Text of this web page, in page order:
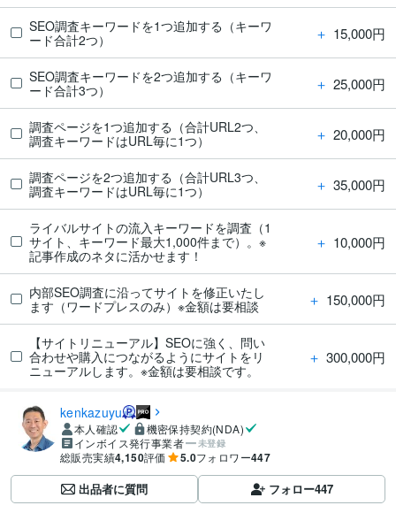
SEO調査キーワードを1つ追加する（キーワ
ード合計2つ）
＋ 15,000円
SEO調査キーワードを2つ追加する（キーワ
ード合計3つ）
＋ 25,000円
調査ページを1つ追加する（合計URL2つ、
調査キーワードはURL毎に1つ）
＋ 20,000円
調査ページを2つ追加する（合計URL3つ、
調査キーワードはURL毎に1つ）
＋ 35,000円
ライバルサイトの流入キーワードを調査（1
サイト、キーワード最大1,000件まで）。※
記事作成のネタに活かせます！
＋ 10,000円
内部SEO調査に沿ってサイトを修正いたし
ます（ワードプレスのみ）※金額は要相談
＋ 150,000円
【サイトリニューアル】SEOに強く、問い
合わせや購入につながるようにサイトをリ
ニューアルします。※金額は要相談です。
＋ 300,000円
kenkazuyu
本人確認
機密保持契約(NDA)
インボイス発行事業者
未登録
総販売実績4,150評価 5.0フォロワー447
出品者に質問 フォロー447